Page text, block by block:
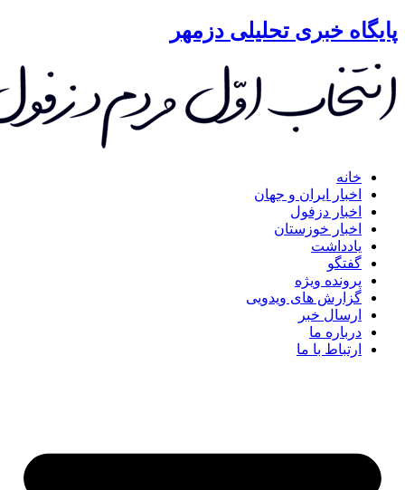
خبری تحلیلی دزمهر
خانه
اخبار ایران و جهان
اخبار دزفول
اخبار خوزستان
یادداشت
گفتگو
پرونده ویژه
گزارش های ویدویی
ارسال خبر
درباره ما
ارتباط با ما